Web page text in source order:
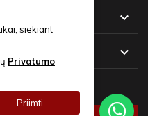


siekiant
Privatumo
Priimti